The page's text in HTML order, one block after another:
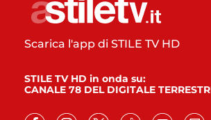
Scarica l'app di STILE TV HD
STILE TV HD in onda su:
CANALE 78 DEL DIGITALE